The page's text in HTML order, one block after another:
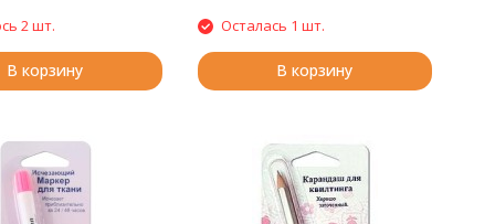
2 шт.
В корзину
Осталась 1 шт.
В корзину